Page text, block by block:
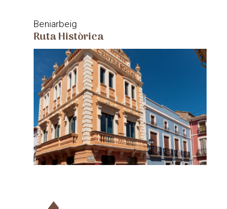
Beniarbeig
Ruta Històrica